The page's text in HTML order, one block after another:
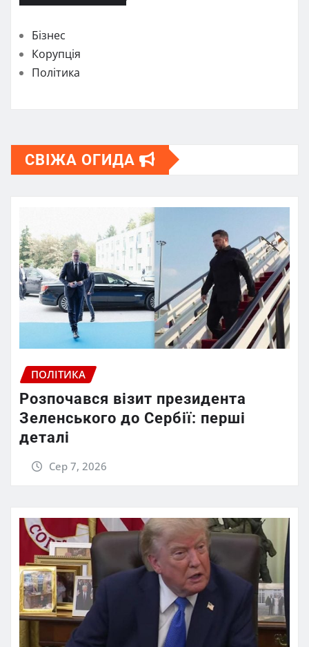
Бізнес
Корупція
Політика
СВІЖА ОГИДА
ПОЛІТИКА
Розпочався візит президента
Зеленського до Сербії: перші
деталі
Сер 7, 2026